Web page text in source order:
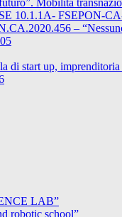
Mobilità
10.1.1A- FSEPON-
–
start up, imprenditoria
LAB”
robotic school”